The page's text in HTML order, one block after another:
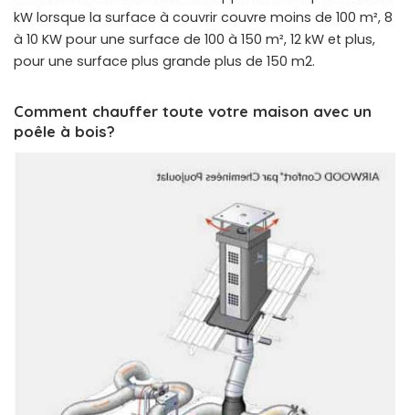
kW lorsque la surface à couvrir couvre moins de 100 m², 8
à 10 KW pour une surface de 100 à 150 m², 12 kW et plus,
pour une surface plus grande plus de 150 m2.
Comment chauffer toute votre maison avec un
poêle à bois?